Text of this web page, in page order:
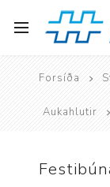
Forsíða
Aukahlutir